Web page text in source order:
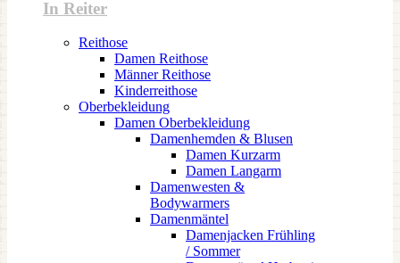
In Reiter
Reithose
Damen Reithose
Männer Reithose
Kinderreithose
Oberbekleidung
Damen Oberbekleidung
Damenhemden & Blusen
Damen Kurzarm
Damen Langarm
Damenwesten &
Bodywarmers
Damenmäntel
Damenjacken Frühling
/ Sommer